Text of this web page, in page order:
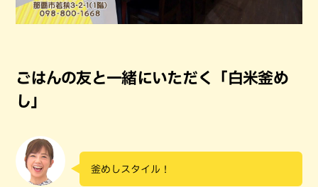
ごはんの友と一緒にいただく「白米釜め
し」
釜めしスタイル！